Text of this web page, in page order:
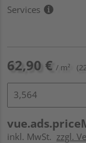
Services
62,90 € / m²
inkl. MwSt. zzgl.